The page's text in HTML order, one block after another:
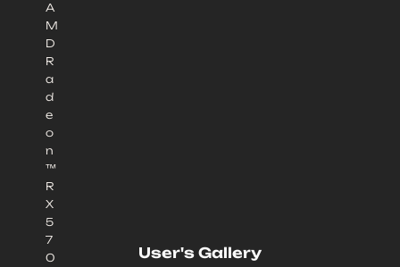
A
M
D
R
a
d
e
o
n
™
R
X
5
7
0
User's Gallery